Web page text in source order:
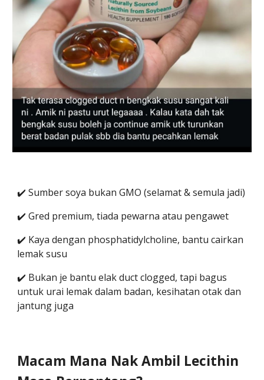
✔️ Sumber soya bukan GMO (selamat & semula jadi)
✔️ Gred premium, tiada pewarna atau pengawet
✔️ Kaya dengan phosphatidylcholine, bantu cairkan
lemak susu
✔️ Bukan je bantu elak duct clogged, tapi bagus
untuk urai lemak dalam badan, kesihatan otak dan
jantung juga
Macam Mana Nak Ambil Lecithin